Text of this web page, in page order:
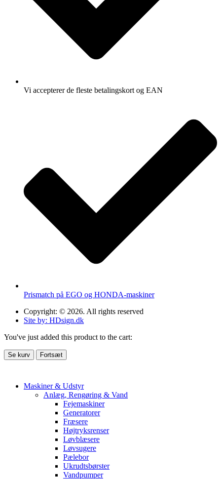
Vi accepterer de fleste betalingskort og EAN
Prismatch på EGO og HONDA-maskiner
Copyright: © 2026. All rights reserved
Site by: HDsign.dk
You've just added this product to the cart:
Se kurv Fortsæt
Maskiner & Udstyr
Anlæg, Rengøring & Vand
Fejemaskiner
Generatorer
Fræsere
Højtryksrenser
Løvblæsere
Løvsugere
Pælebor
Ukrudtsbørster
Vandpumper